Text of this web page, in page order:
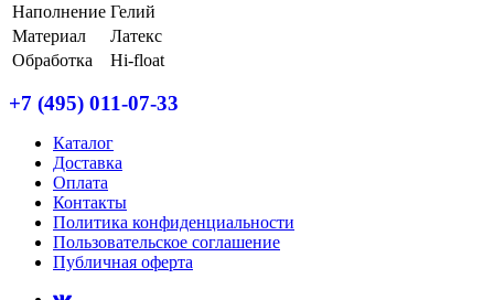
Наполнение Гелий
Материал
Латекс
Обработка
Hi-float
+7 (495) 011-07-33
Каталог
Доставка
Оплата
Контакты
Политика конфиденциальности
Пользовательское соглашение
Публичная оферта